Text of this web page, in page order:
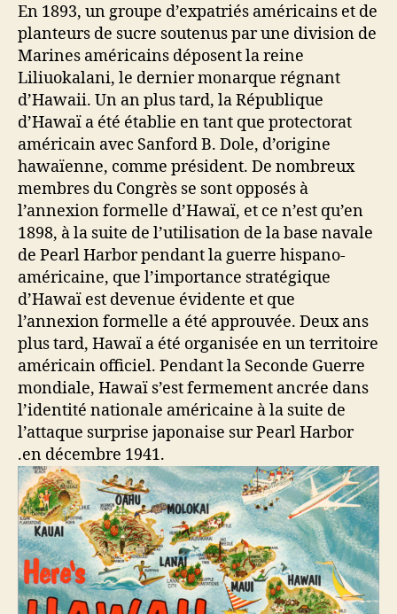
En 1893, un groupe d’expatriés américains et de
planteurs de sucre soutenus par une division de
Marines américains déposent la reine
Liliuokalani, le dernier monarque régnant
d’Hawaii. Un an plus tard, la République
d’Hawaï a été établie en tant que protectorat
américain avec Sanford B. Dole, d’origine
hawaïenne, comme président. De nombreux
membres du Congrès se sont opposés à
l’annexion formelle d’Hawaï, et ce n’est qu’en
1898, à la suite de l’utilisation de la base navale
de Pearl Harbor pendant la guerre hispano-
américaine, que l’importance stratégique
d’Hawaï est devenue évidente et que
l’annexion formelle a été approuvée. Deux ans
plus tard, Hawaï a été organisée en un territoire
américain officiel. Pendant la Seconde Guerre
mondiale, Hawaï s’est fermement ancrée dans
l’identité nationale américaine à la suite de
l’attaque surprise japonaise sur Pearl Harbor
.en décembre 1941.